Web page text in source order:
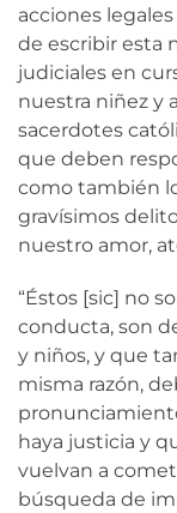
acciones
de escribir esta
judiciales en
nuestra niñez y
sacerdotes
que deben
como también
gravísimos
nuestro amor,
“Éstos [sic] no
conducta, son
y niños, y que
misma razón,
haya justicia y
vuelvan a
búsqueda de